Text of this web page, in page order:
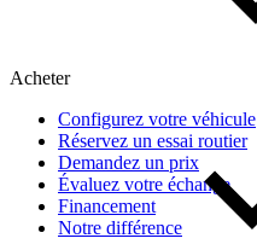
Acheter
Configurez votre véhicule
Réservez un essai routier
Demandez un prix
Évaluez votre échange
Financement
Notre différence